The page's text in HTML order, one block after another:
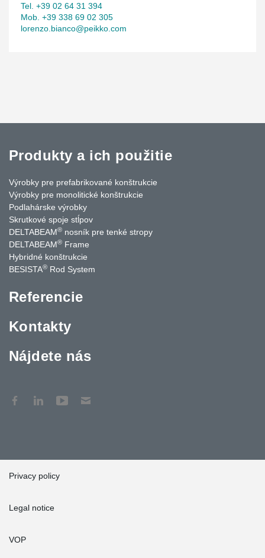
Tel. +39 02 64 31 394
Mob. +39 338 69 02 305
lorenzo.bianco@peikko.com
Produkty a ich použitie
Výrobky pre prefabrikované konštrukcie
Výrobky pre monolitické konštrukcie
Podlahárske výrobky
Skrutkové spoje stĺpov
DELTABEAM® nosník pre tenké stropy
DELTABEAM® Frame
Hybridné konštrukcie
BESISTA® Rod System
Referencie
Kontakty
Nájdete nás
Privacy policy
Legal notice
VOP